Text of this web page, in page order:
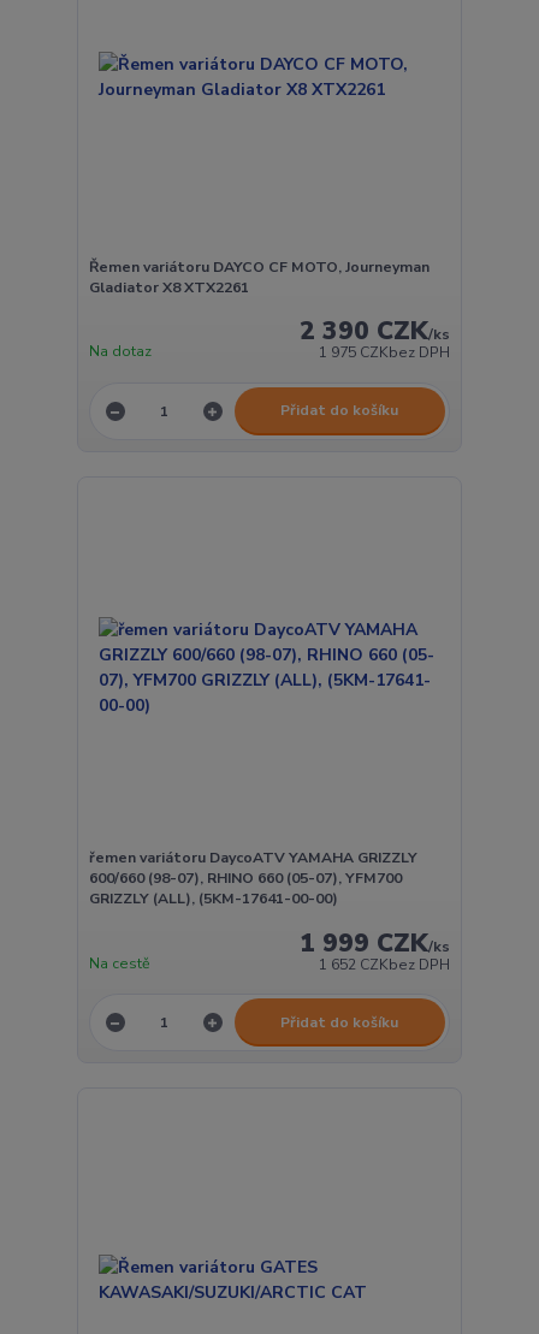
Řemen variátoru DAYCO CF MOTO, Journeyman
Gladiator X8 XTX2261
2 390 CZK/ks
1 975 CZKbez DPH
Na dotaz
Přidat do košíku
řemen variátoru DaycoATV YAMAHA GRIZZLY
600/660 (98-07), RHINO 660 (05-07), YFM700
GRIZZLY (ALL), (5KM-17641-00-00)
1 999 CZK/ks
1 652 CZKbez DPH
Na cestě
Přidat do košíku